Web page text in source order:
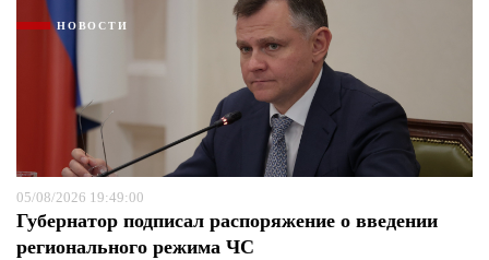
НОВОСТИ
05/08/2026 19:49:00
Губернатор подписал распоряжение о введении
регионального режима ЧС